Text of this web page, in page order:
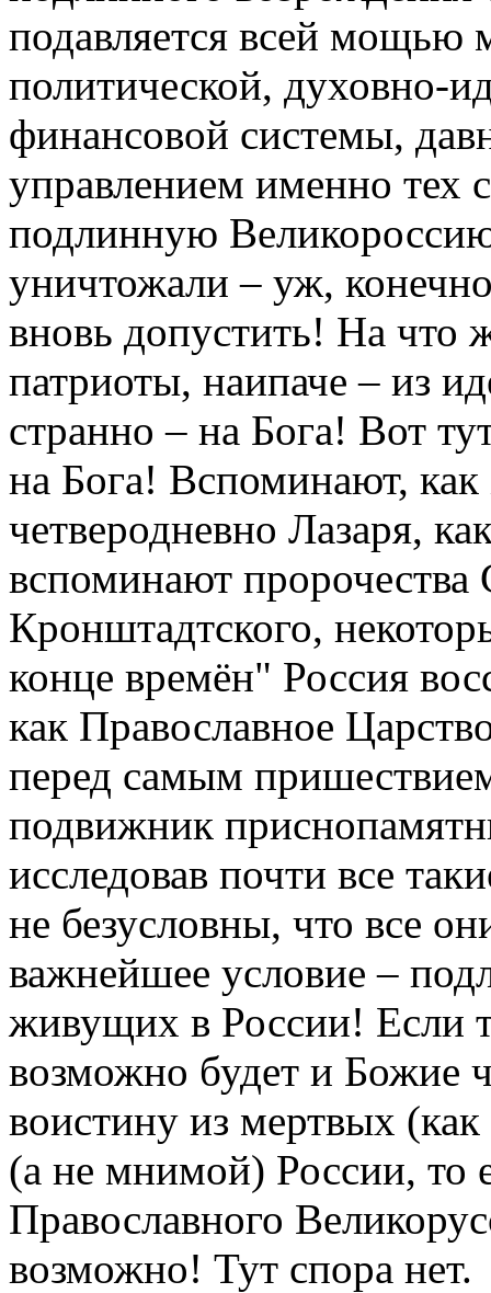
подавляется всей мощью
политической, духовно-
финансовой системы,
управлением именно тех
подлинную
уничтожали – уж,
вновь допустить! На что
патриоты, наипаче – из
странно – на Бога! Вот
на Бога! Вспоминают,
четверодневно Лазаря,
вспоминают
Кронштадтского,
конце времён" Россия
как Православное
перед самым
подвижник
исследовав почти все
не безусловны, что все
важнейшее условие –
живущих в России! Если
возможно будет и Божие
воистину из мертвых
(а не мнимой) России, то
Православного
возможно! Тут спора нет.